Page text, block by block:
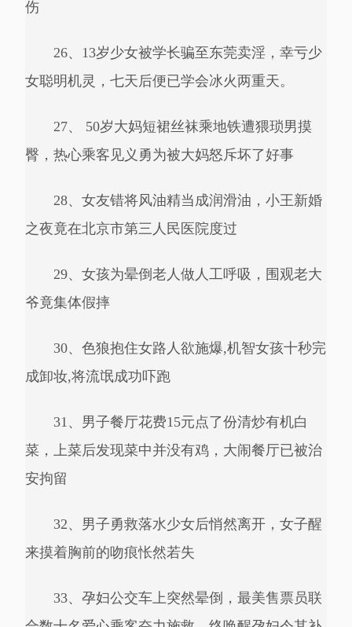
伤
26、13岁少女被学长骗至东莞卖淫，幸亏少
女聪明机灵，七天后便已学会冰火两重天。
27、 50岁大妈短裙丝袜乘地铁遭猥琐男摸
臀，热心乘客见义勇为被大妈怒斥坏了好事
28、女友错将风油精当成润滑油，小王新婚
之夜竟在北京市第三人民医院度过
29、女孩为晕倒老人做人工呼吸，围观老大
爷竟集体假摔
30、色狼抱住女路人欲施爆,机智女孩十秒完
成卸妆,将流氓成功吓跑
31、男子餐厅花费15元点了份清炒有机白
菜，上菜后发现菜中并没有鸡，大闹餐厅已被治
安拘留
32、男子勇救落水少女后悄然离开，女子醒
来摸着胸前的吻痕怅然若失
33、孕妇公交车上突然晕倒，最美售票员联